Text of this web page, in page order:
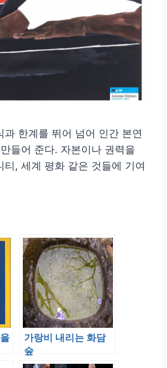
과 한계를 뛰어 넘어 인간 본연
들어 준다. 자본이나 권력을
티, 세계 평화 같은 것들에 기여
가랑비 내리는 화담
숲